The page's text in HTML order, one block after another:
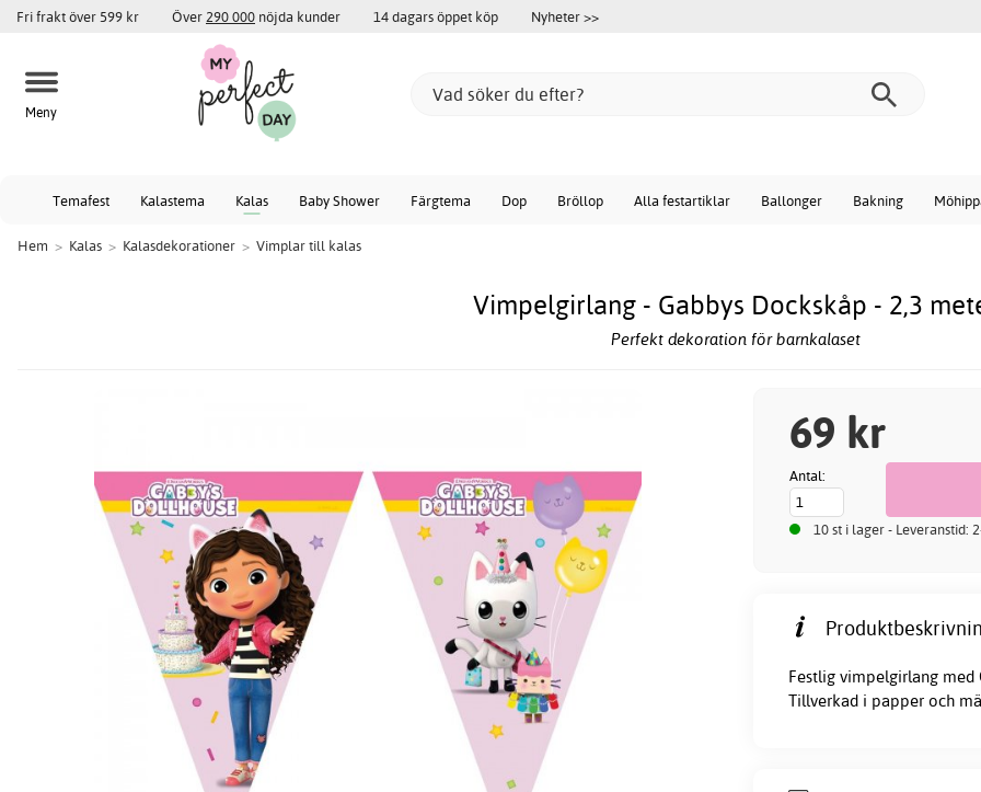
Fri frakt över 599 kr Över 290 000 nöjda kunder 14 dagars öppet köp Nyheter >>
Meny
Temafest Kalastema Kalas Baby Shower Färgtema Dop Bröllop Alla festartiklar Ballonger Bakning
Hem > Kalas > Kalasdekorationer > Vimplar till kalas
Vimpelgirlang - Gabbys Dockskåp - 2,3
Perfekt dekoration för barnkalaset
69 kr
Antal:
10 st i lager - Leveranstid:
Festlig vimpelgirlang med
Tillverkad i papper och